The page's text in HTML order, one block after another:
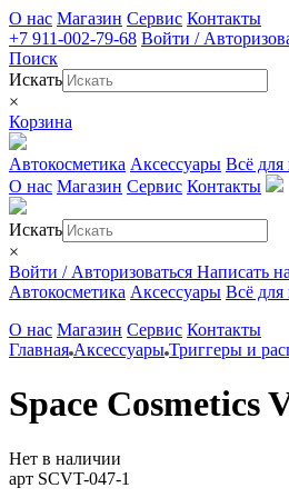
О нас Магазин Сервис Контакты
+7 911-002-79-68 Войти /
Поиск
Искать
×
Корзина
Автокосметика Аксессуары Всё для
О нас Магазин Сервис Контакты
Искать
×
Войти / Авторизоваться Написать
Автокосметика Аксессуары Всё для
О нас Магазин Сервис Контакты
Главная Аксессуары Триггеры и
Space Cosmetics
Нет в наличии
арт SCVT-047-1